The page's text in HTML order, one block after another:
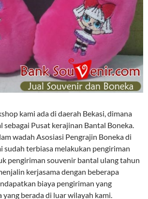
kami ada di daerah Bekasi, dimana
sebagai Pusat kerajinan Bantal Boneka.
wadah Asosiasi Pengrajin Boneka di
sudah terbiasa melakukan pengiriman
pengiriman souvenir bantal ulang tahun
kerjasama dengan beberapa
biaya pengiriman yang
yang berada di luar wilayah kami.